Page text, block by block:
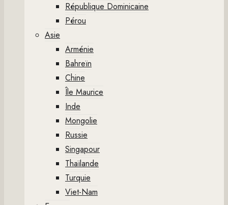
République Dominicaine
Pérou
Asie
Arménie
Bahreïn
Chine
Île Maurice
Inde
Mongolie
Russie
Singapour
Thaïlande
Turquie
Viet-Nam